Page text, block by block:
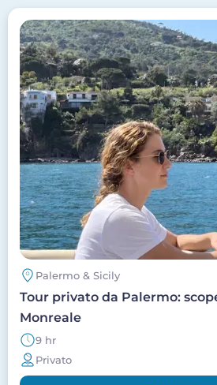
Image
Palermo & Sicily
Tour privato da Palermo:
Monreale
9 hr
Privato